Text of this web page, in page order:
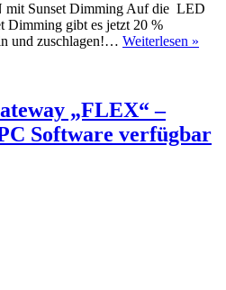
Sunset Dimming Auf die LED
Dimming gibt es jetzt 20 %
und zuschlagen!… Weiterlesen »
„FLEX“ –
Software verfügbar